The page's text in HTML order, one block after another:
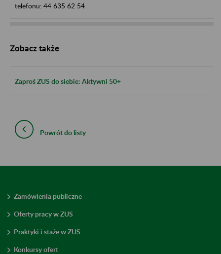
telefonu: 44 635 62 54
Zobacz także
Zaproś ZUS do siebie: Aktywni 50+
Powrót do listy
Zamówienia publiczne
Oferty pracy w ZUS
Praktyki i staże w ZUS
Konkursy ofert